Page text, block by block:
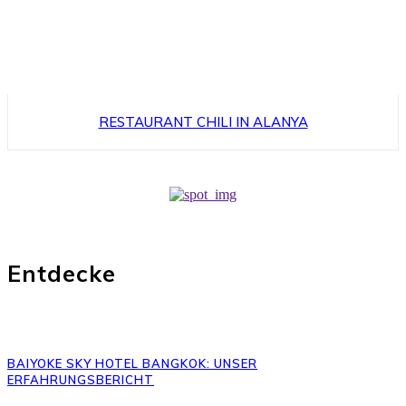
RESTAURANT CHILI IN ALANYA
Entdecke
BAIYOKE SKY HOTEL BANGKOK: UNSER
ERFAHRUNGSBERICHT